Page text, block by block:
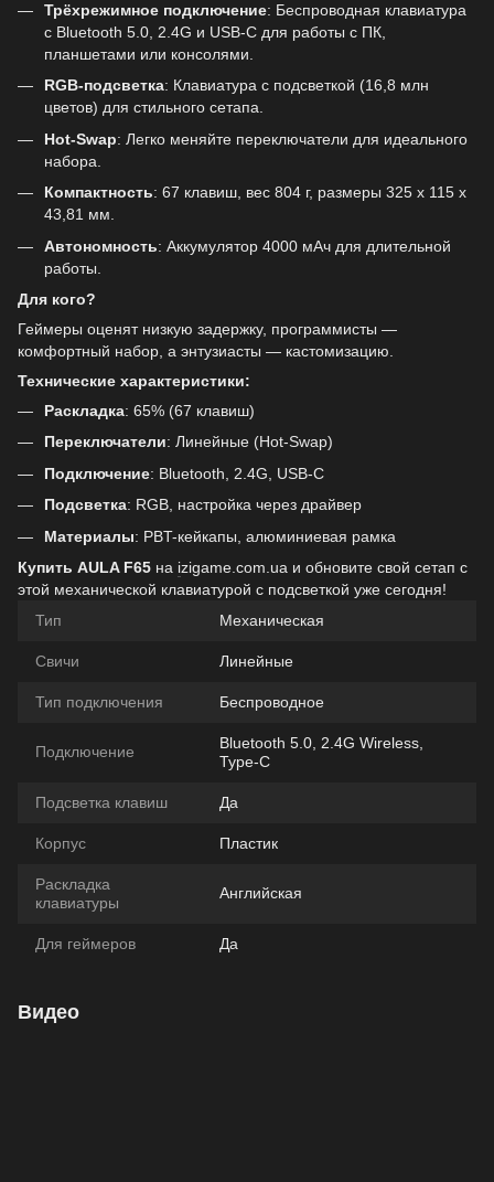
Трёхрежимное подключение: Беспроводная клавиатура
с Bluetooth 5.0, 2.4G и USB-C для работы с ПК,
планшетами или консолями.
RGB-подсветка: Клавиатура с подсветкой (16,8 млн
цветов) для стильного сетапа.
Hot-Swap: Легко меняйте переключатели для идеального
набора.
Компактность: 67 клавиш, вес 804 г, размеры 325 x 115 x
43,81 мм.
Автономность: Аккумулятор 4000 мАч для длительной
работы.
Для кого?
Геймеры оценят низкую задержку, программисты —
комфортный набор, а энтузиасты — кастомизацию.
Технические характеристики:
Раскладка: 65% (67 клавиш)
Переключатели: Линейные (Hot-Swap)
Подключение: Bluetooth, 2.4G, USB-C
Подсветка: RGB, настройка через драйвер
Материалы: PBT-кейкапы, алюминиевая рамка
Купить AULA F65 на izigame.com.ua и обновите свой сетап с
этой механической клавиатурой с подсветкой уже сегодня!
Тип
Механическая
Свичи Линейные
Тип подключения Беспроводное
Подключение
Bluetooth 5.0, 2.4G Wireless,
Type-C
Подсветка клавиш Да
Корпус Пластик
Раскладка
клавиатуры
Английская
Для геймеров Да
Видео